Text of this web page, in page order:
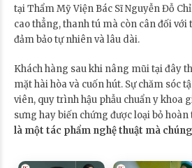
tại Thẩm Mỹ Viện Bác Sĩ Nguyễn Đỗ
cao thẳng, thanh tú mà còn cân đối
đảm bảo tự nhiên và lâu dài.
Khách hàng sau khi nâng mũi tại đây
mặt hài hòa và cuốn hút. Sự chăm sóc
viên, quy trình hậu phẫu chuẩn y khoa
sưng hay biến chứng được loại bỏ hoàn
là một tác phẩm nghệ thuật mà